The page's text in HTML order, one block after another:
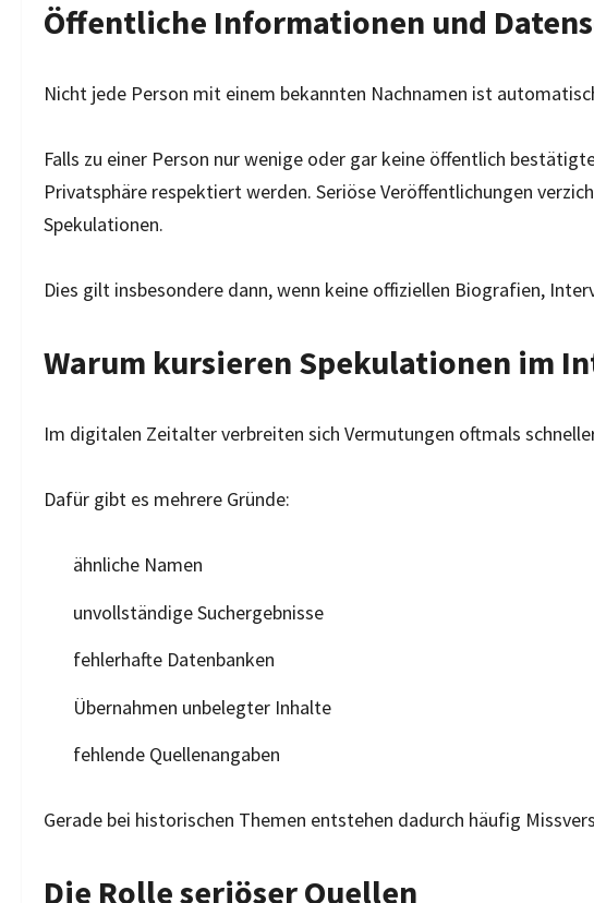
Öffentliche Informationen und
Nicht jede Person mit einem bekannten Nachnamen ist
Falls zu einer Person nur wenige oder gar keine öffentlich
Privatsphäre respektiert werden. Seriöse Veröffentlichungen
Spekulationen.
Dies gilt insbesondere dann, wenn keine offiziellen Biografien,
Warum kursieren Spekulationen im
Im digitalen Zeitalter verbreiten sich Vermutungen oftmals
Dafür gibt es mehrere Gründe:
ähnliche Namen
unvollständige Suchergebnisse
fehlerhafte Datenbanken
Übernahmen unbelegter Inhalte
fehlende Quellenangaben
Gerade bei historischen Themen entstehen dadurch häufig
Die Rolle seriöser Quellen